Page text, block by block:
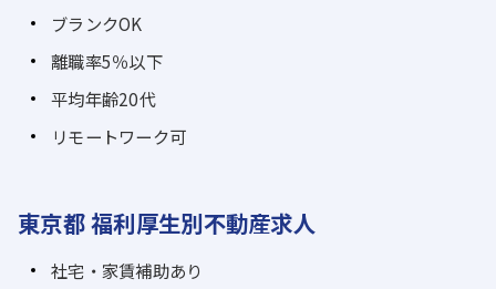
ブランクOK
離職率5％以下
平均年齢20代
リモートワーク可
東京都 福利厚生別不動産求人
社宅・家賃補助あり